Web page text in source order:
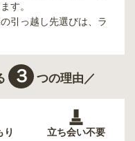
す。
引っ越し先選びは、ラ
３ つの理由／
り 立ち会い不要